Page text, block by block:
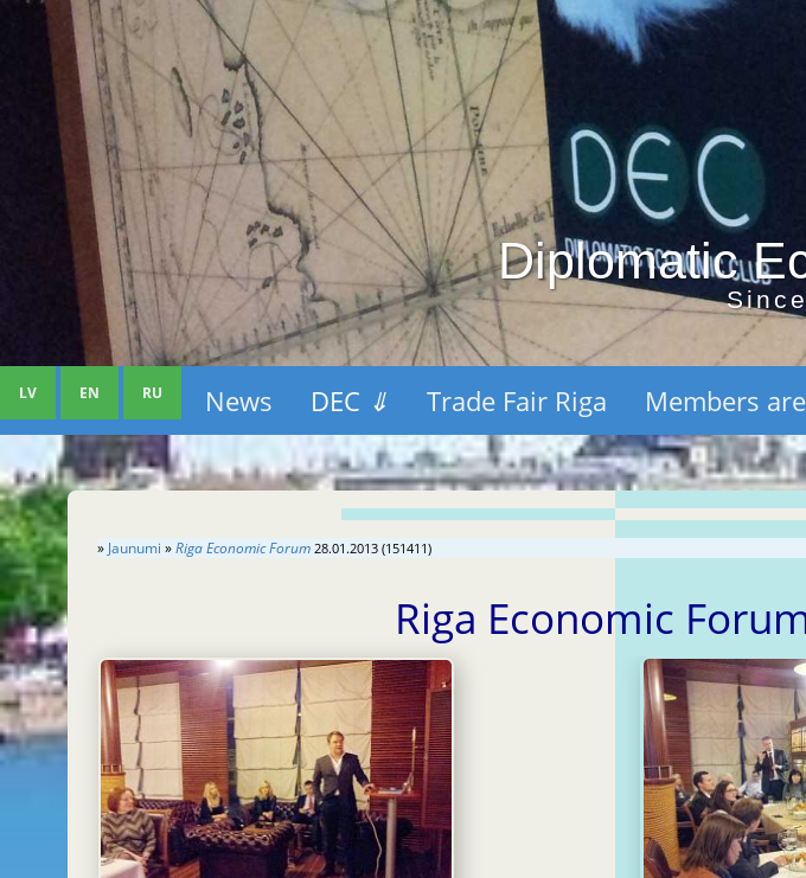
Diplomatic
LV EN RU News DEC ⇓ Trade Fair Riga Members
» Jaunumi »Riga Economic Forum 28.01.2013 (151411)
Riga Economic